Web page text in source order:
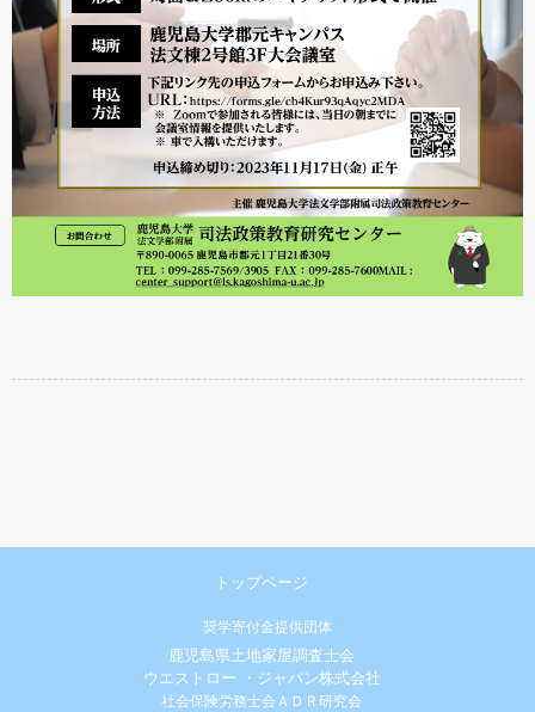
トップページ
奨学寄付金提供団体
鹿児島県土地家屋調査士会
ウエストロー ・ジャパン株式会社
社会保険労務士会ＡＤＲ研究会